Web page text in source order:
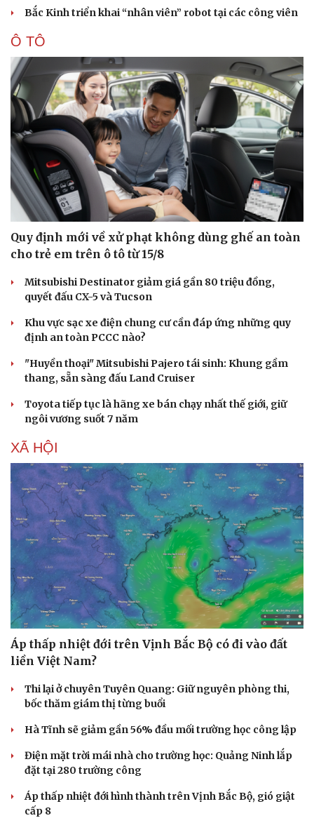
Dinh dưỡng - món ngon
Sản phụ khoa
Nam khoa
Làm đẹp - giảm cân
Ăn sạch sống khỏe
Nhà đẹp
Tình yêu - Gia đình
Bắc Kinh triển khai “nhân viên” robot tại các công viên
Ô TÔ
Quy định mới về xử phạt không dùng ghế an toàn
cho trẻ em trên ô tô từ 15/8
Mitsubishi Destinator giảm giá gần 80 triệu đồng,
quyết đấu CX-5 và Tucson
Khu vực sạc xe điện chung cư cần đáp ứng những quy
định an toàn PCCC nào?
"Huyền thoại" Mitsubishi Pajero tái sinh: Khung gầm
thang, sẵn sàng đấu Land Cruiser
Toyota tiếp tục là hãng xe bán chạy nhất thế giới, giữ
ngôi vương suốt 7 năm
XÃ HỘI
Áp thấp nhiệt đới trên Vịnh Bắc Bộ có đi vào đất
liền Việt Nam?
Thi lại ở chuyên Tuyên Quang: Giữ nguyên phòng thi,
bốc thăm giám thị từng buổi
Hà Tĩnh sẽ giảm gần 56% đầu mối trường học công lập
Điện mặt trời mái nhà cho trường học: Quảng Ninh lắp
đặt tại 280 trường công
Áp thấp nhiệt đới hình thành trên Vịnh Bắc Bộ, gió giật
cấp 8